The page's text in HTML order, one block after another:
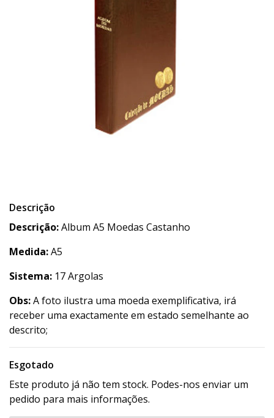
Descrição
Descrição:Album A5 Moedas Castanho
Medida:A5
Sistema: 17 Argolas
Obs:A foto ilustra uma moeda exemplificativa, irá
receber uma exactamente em estado semelhante ao
descrito;
Esgotado
Este produto já não tem stock. Podes-nos enviar um
pedido para mais informações.